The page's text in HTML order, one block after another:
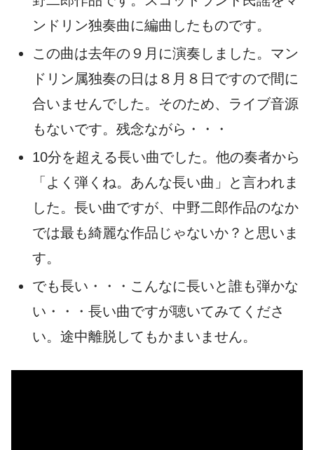
ンドリン独奏曲に編曲したものです。
この曲は去年の９月に演奏しました。マン
ドリン属独奏の日は８月８日ですので間に
合いませんでした。そのため、ライブ音源
もないです。残念ながら・・・
10分を超える長い曲でした。他の奏者から
「よく弾くね。あんな長い曲」と言われま
した。長い曲ですが、中野二郎作品のなか
では最も綺麗な作品じゃないか？と思いま
す。
でも長い・・・こんなに長いと誰も弾かな
い・・・長い曲ですが聴いてみてくださ
い。途中離脱してもかまいません。